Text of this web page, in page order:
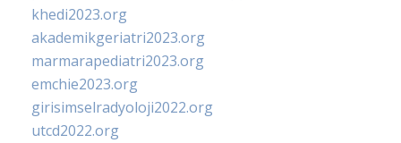
khedi2023.org
akademikgeriatri2023.org
marmarapediatri2023.org
emchie2023.org
girisimselradyoloji2022.org
utcd2022.org